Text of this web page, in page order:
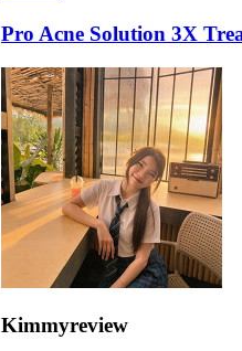
Pro Acne Solution 3X
Kimmyreview